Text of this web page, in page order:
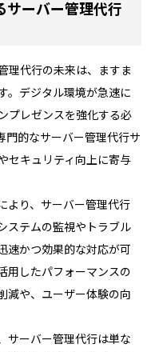
サーバー管理代行
理代行の未来は、ますま
。デジタル環境が急速に
プレゼンスを強化する必
門的なサーバー管理代行サ
セキュリティ向上に寄与
より、サーバー管理代行
ステムの監視やトラブル
速かつ効果的な対応が可
用したパフォーマンスの
減や、ユーザー体験の向
サーバー管理代行は単な